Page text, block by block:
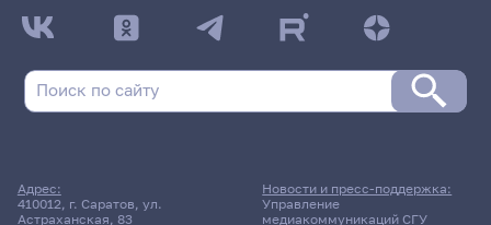
Адрес:
410012, г. Саратов, ул.
Астраханская, 83
Новости и пресс-поддержка:
Управление
медиакоммуникаций СГУ